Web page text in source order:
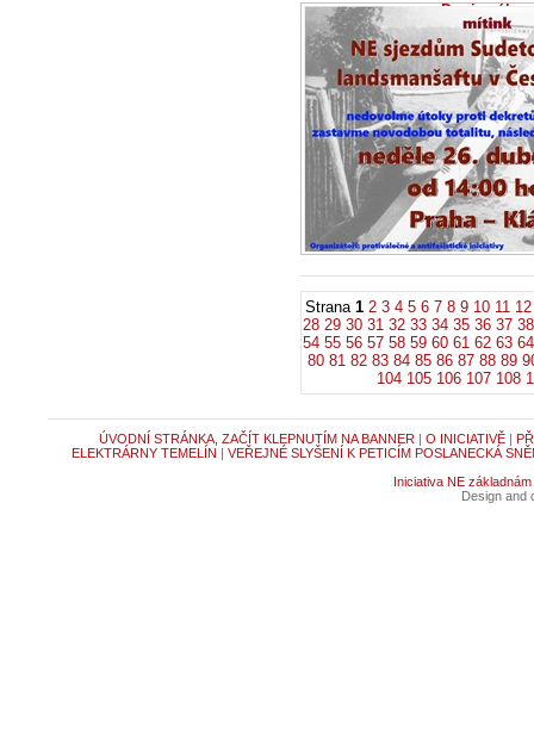
Dopis
sdružení v
21.4.2026 -
Vážený pane
května 2026...
Strana 1 2 3 4 5 6 7 8 9 10 11 12
28 29 30 31 32 33 34 35 36 37 38
54 55 56 57 58 59 60 61 62 63 64
80 81 82 83 84 85 86 87 88 89
104 105 106 107 108
ÚVODNÍ STRÁNKA, ZAČÍT KLEPNUTÍM NA BANNER | O INICIATIVĚ|
ELEKTRÁRNY TEMELÍN | VEŘEJNÉ SLYŠENÍ K PETICÍM POSLANECKÁ
Iniciativa NE základnám
Design and